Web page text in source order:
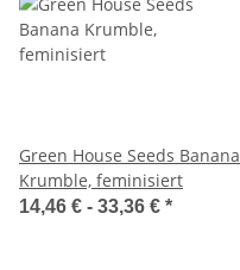
Green House Seeds Banana
Krumble, feminisiert
14,46 € - 33,36 € *